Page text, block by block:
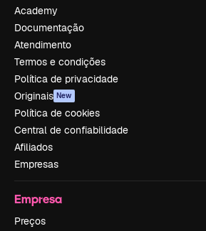
Academy
Documentação
Atendimento
Termos e condições
Política de privacidade
Originais New
Política de cookies
Central de confiabilidade
Afiliados
Empresas
Empresa
Preços